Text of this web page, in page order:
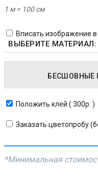
1 м = 100 см
Вписать изображение
ВЫБЕРИТЕ МАТЕРИАЛ:
БЕСШОВНЫЕ
Положить клей ( 300р. )
Заказать цветопробу
*Минимальная